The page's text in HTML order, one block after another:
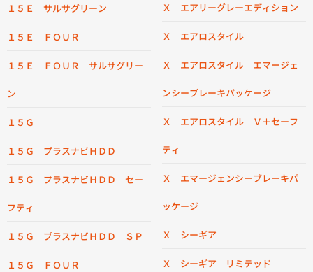
１５Ｅ サルサグリーン
１５Ｅ ＦＯＵＲ
１５Ｅ ＦＯＵＲ サルサグリー
ン
１５Ｇ
１５Ｇ プラスナビＨＤＤ
１５Ｇ プラスナビＨＤＤ セー
フティ
１５Ｇ プラスナビＨＤＤ ＳＰ
１５Ｇ ＦＯＵＲ
Ｘ エアリーグレーエディション
Ｘ エアロスタイル
Ｘ エアロスタイル エマージェ
ンシーブレーキパッケージ
Ｘ エアロスタイル Ｖ＋セーフ
ティ
Ｘ エマージェンシーブレーキパ
ッケージ
Ｘ シーギア
Ｘ シーギア リミテッド